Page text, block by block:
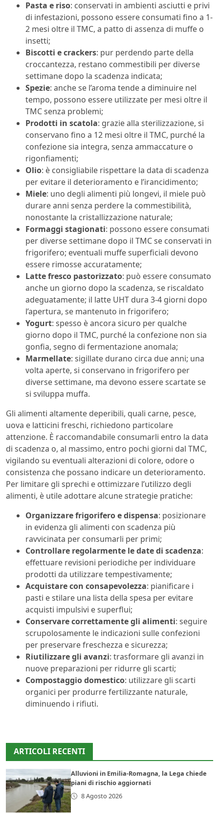
Pasta e riso: conservati in ambienti asciutti e privi
di infestazioni, possono essere consumati fino a 1-
2 mesi oltre il TMC, a patto di assenza di muffe o
insetti;
Biscotti e crackers: pur perdendo parte della
croccantezza, restano commestibili per diverse
settimane dopo la scadenza indicata;
Spezie: anche se l’aroma tende a diminuire nel
tempo, possono essere utilizzate per mesi oltre il
TMC senza problemi;
Prodotti in scatola: grazie alla sterilizzazione, si
conservano fino a 12 mesi oltre il TMC, purché la
confezione sia integra, senza ammaccature o
rigonfiamenti;
Olio: è consigliabile rispettare la data di scadenza
per evitare il deterioramento e l’irancidimento;
Miele: uno degli alimenti più longevi, il miele può
durare anni senza perdere la commestibilità,
nonostante la cristallizzazione naturale;
Formaggi stagionati: possono essere consumati
per diverse settimane dopo il TMC se conservati in
frigorifero; eventuali muffe superficiali devono
essere rimosse accuratamente;
Latte fresco pastorizzato: può essere consumato
anche un giorno dopo la scadenza, se riscaldato
adeguatamente; il latte UHT dura 3-4 giorni dopo
l’apertura, se mantenuto in frigorifero;
Yogurt: spesso è ancora sicuro per qualche
giorno dopo il TMC, purché la confezione non sia
gonfia, segno di fermentazione anomala;
Marmellate: sigillate durano circa due anni; una
volta aperte, si conservano in frigorifero per
diverse settimane, ma devono essere scartate se
si sviluppa muffa.
Gli alimenti altamente deperibili, quali carne, pesce,
uova e latticini freschi, richiedono particolare
attenzione. È raccomandabile consumarli entro la data
di scadenza o, al massimo, entro pochi giorni dal TMC,
vigilando su eventuali alterazioni di colore, odore o
consistenza che possano indicare un deterioramento.
Per limitare gli sprechi e ottimizzare l’utilizzo degli
alimenti, è utile adottare alcune strategie pratiche:
Organizzare frigorifero e dispensa: posizionare
in evidenza gli alimenti con scadenza più
ravvicinata per consumarli per primi;
Controllare regolarmente le date di scadenza:
effettuare revisioni periodiche per individuare
prodotti da utilizzare tempestivamente;
Acquistare con consapevolezza: pianificare i
pasti e stilare una lista della spesa per evitare
acquisti impulsivi e superflui;
Conservare correttamente gli alimenti: seguire
scrupolosamente le indicazioni sulle confezioni
per preservare freschezza e sicurezza;
Riutilizzare gli avanzi: trasformare gli avanzi in
nuove preparazioni per ridurre gli scarti;
Compostaggio domestico: utilizzare gli scarti
organici per produrre fertilizzante naturale,
diminuendo i rifiuti.
ARTICOLI RECENTI
Alluvioni in Emilia-Romagna, la Lega chiede
piani di rischio aggiornati
8 Agosto 2026